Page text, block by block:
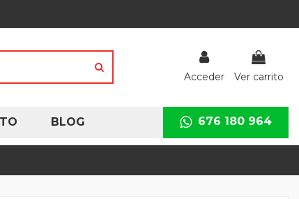
Acceder Ver carrito
BLOG 676 180 964